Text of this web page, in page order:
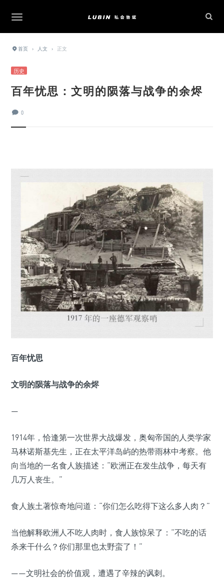
首页 › 人文 › 正文
历史
百年忧思：文明的陨落与战争的余烬
0
百年忧思
文明的陨落与战争的余烬
—
1914年，恰逢第一次世界大战爆发，奥匈帝国的人类学家
马林诺斯基先生，正在太平洋岛屿的热带雨林中考察。他
向当地的一名食人族描述：“欧洲正在发生战争，每天有
几万人丧生。”
食人族土著惊奇地问道：“你们怎么吃得下这么多人肉？”
当他解释欧洲人不吃人肉时，食人族惊呆了：“不吃的话
杀来干什么？你们那里也太野蛮了！”
——文明社会的价值观，遭遇了辛辣的讽刺。